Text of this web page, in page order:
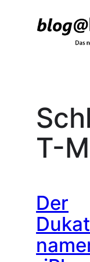
T-
Der